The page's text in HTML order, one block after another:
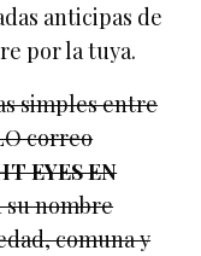
anticipas de
por la tuya.
simples entre
correo
EYES EN
nombre
comuna y